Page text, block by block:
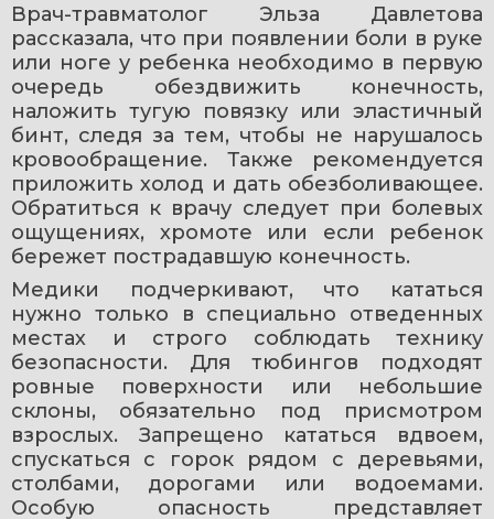
Врач-травматолог Эльза Давлетова
рассказала, что при появлении боли в руке
или ноге у ребенка необходимо в первую
очередь обездвижить конечность,
наложить тугую повязку или эластичный
бинт, следя за тем, чтобы не нарушалось
кровообращение. Также рекомендуется
приложить холод и дать обезболивающее.
Обратиться к врачу следует при болевых
ощущениях, хромоте или если ребенок
бережет пострадавшую конечность.
Медики подчеркивают, что кататься
нужно только в специально отведенных
местах и строго соблюдать технику
безопасности. Для тюбингов подходят
ровные поверхности или небольшие
склоны, обязательно под присмотром
взрослых. Запрещено кататься вдвоем,
спускаться с горок рядом с деревьями,
столбами, дорогами или водоемами.
Особую опасность представляет